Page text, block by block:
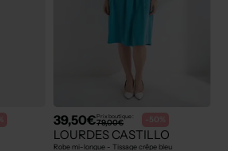
39,50€Prix boutique :
79,00€ -50%
LOURDES CASTILLO
Robe mi-longue - Tissage crêpe bleu